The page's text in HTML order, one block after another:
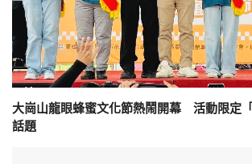
大崗山龍眼蜂蜜文化節熱鬧開幕 活動限定
話題